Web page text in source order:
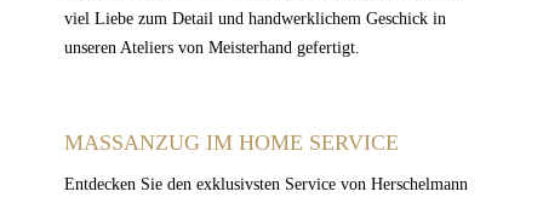
viel Liebe zum Detail und handwerklichem Geschick in
unseren Ateliers von Meisterhand gefertigt.
MASSANZUG IM HOME SERVICE
Entdecken Sie den exklusivsten Service von Herschelmann